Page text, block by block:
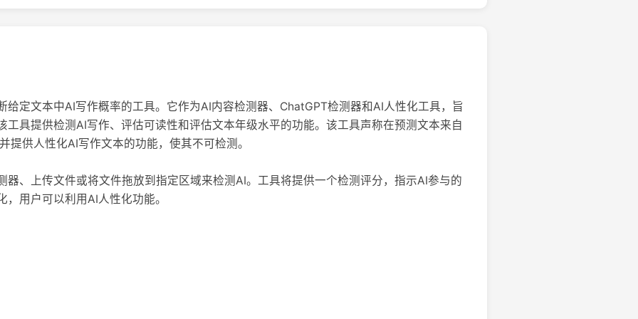
给定文本中AI写作概率的工具。它作为AI内容检测器、ChatGPT检测器和AI人性化工具，旨
工具提供检测AI写作、评估可读性和评估文本年级水平的功能。该工具声称在预测文本来自
提供人性化AI写作文本的功能，使其不可检测。
器、上传文件或将文件拖放到指定区域来检测AI。工具将提供一个检测评分，指示AI参与的
用户可以利用AI人性化功能。